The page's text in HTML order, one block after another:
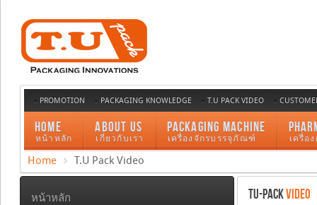
PROMOTION PACKAGING KNOWLEDGE T.U PACK VIDEO
HOME
หน้าหลัก
ABOUT US
เกี่ยวกับเรา
PACKAGING MACHINE
เครื่องจักรบรรจุภัณฑ์ เครื่อ
Home T.U Pack Video
TU-PACKVIDEO
หน้าหลัก